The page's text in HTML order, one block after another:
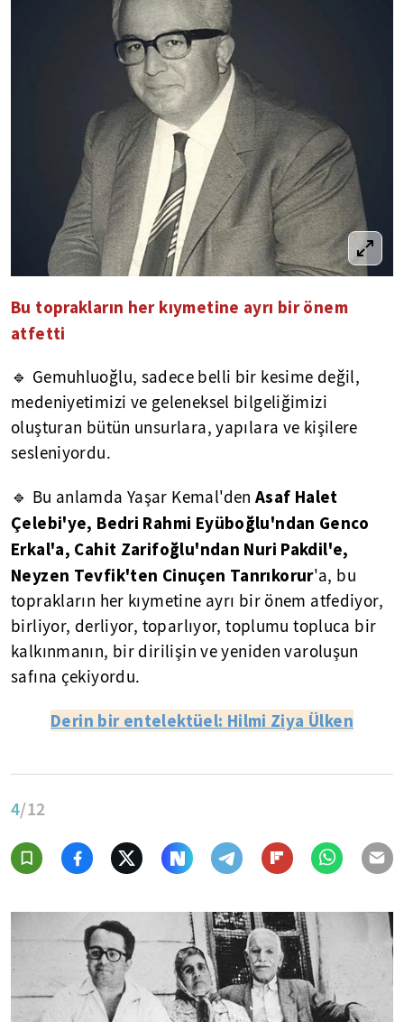
Bu toprakların her kıymetine ayrı bir önem
atfetti
🔹 Gemuhluoğlu, sadece belli bir kesime değil,
medeniyetimizi ve geleneksel bilgeliğimizi
oluşturan bütün unsurlara, yapılara ve kişilere
sesleniyordu.
🔹 Bu anlamda Yaşar Kemal'denAsaf Halet
Çelebi'ye, Bedri Rahmi Eyüboğlu'ndan Genco
Erkal'a, Cahit Zarifoğlu'ndan Nuri Pakdil'e,
Neyzen Tevfik'ten Cinuçen Tanrıkorur'a, bu
toprakların her kıymetine ayrı bir önem atfediyor,
birliyor, derliyor, toparlıyor, toplumu topluca bir
kalkınmanın, bir dirilişin ve yeniden varoluşun
safına çekiyordu.
Derin bir entelektüel: Hilmi Ziya Ülken
4/12